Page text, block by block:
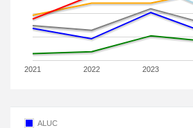
2021 2022 2023
ALUC